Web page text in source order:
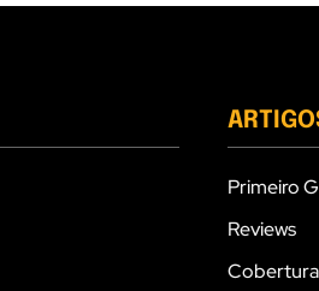
Primeiro
Reviews